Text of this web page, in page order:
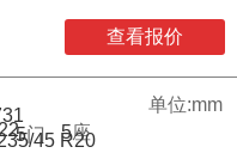
查看报价
单位:mm
5座
5门45 R20